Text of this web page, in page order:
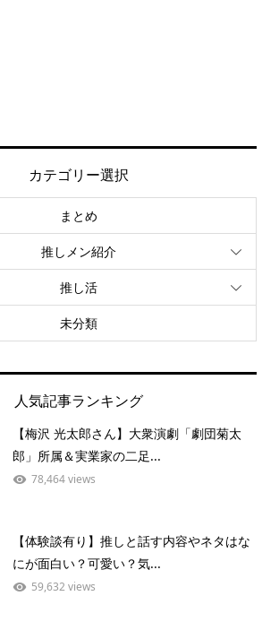
カテゴリー選択
まとめ
推しメン紹介
推し活
未分類
人気記事ランキング
【梅沢 光太郎さん】大衆演劇「劇団菊太
郎」所属＆実業家の二足...
78,464 views
【体験談有り】推しと話す内容やネタはな
にが面白い？可愛い？気...
59,632 views